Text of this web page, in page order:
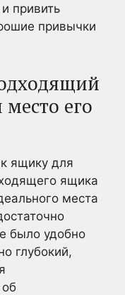
привить
привычки
его
ящику для
ящика
места
было удобно
глубокий,